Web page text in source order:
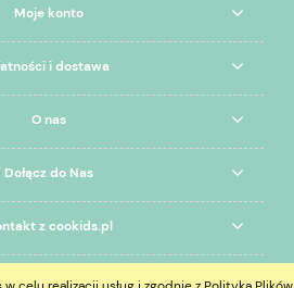
Moje konto
i dostawa
O nas
Dołącz do Nas
z cookids.pl